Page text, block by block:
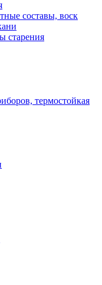
составы, воск
старения
термостойкая